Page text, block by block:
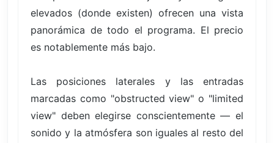
elevados (donde existen) ofrecen una vista
panorámica de todo el programa. El precio
es notablemente más bajo.
Las posiciones laterales y las entradas
marcadas como "obstructed view" o "limited
view" deben elegirse conscientemente — el
sonido y la atmósfera son iguales al resto del